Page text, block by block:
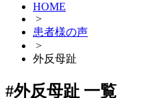
HOME
>
患者様の声
>
外反母趾
#外反母趾 一覧